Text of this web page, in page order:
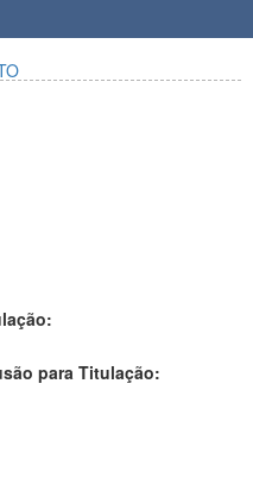
para Titulação: